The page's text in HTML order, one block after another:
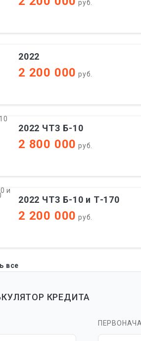
руб.
2022
2 200 000 руб.
2022 ЧТЗ Б-10
2 800 000 руб.
2022 ЧТЗ Б-10 и Т-170
2 200 000 руб.
все
КРЕДИТА